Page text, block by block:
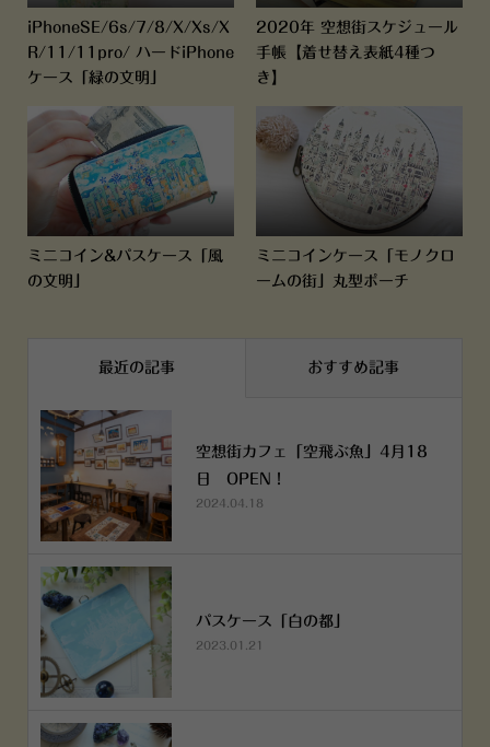
iPhoneSE/6s/7/8/X/Xs/X
R/11/11pro/ ハードiPhone
ケース「緑の文明」
2020年 空想街スケジュール
手帳【着せ替え表紙4種つ
き】
ミニコイン&パスケース「風
の文明」
ミニコインケース「モノクロ
ームの街」丸型ポーチ
最近の記事 おすすめ記事
空想街カフェ「空飛ぶ魚」4月18
日 OPEN！
2024.04.18
パスケース「白の都」
2023.01.21